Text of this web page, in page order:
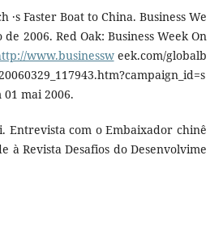
·s Faster Boat to China. Business We
2006. Red Oak: Business Week On
www.businessweek.com/globalb
mai 2006.
Entrevista com o Embaixador chinê
à Revista Desafios do Desenvolvime